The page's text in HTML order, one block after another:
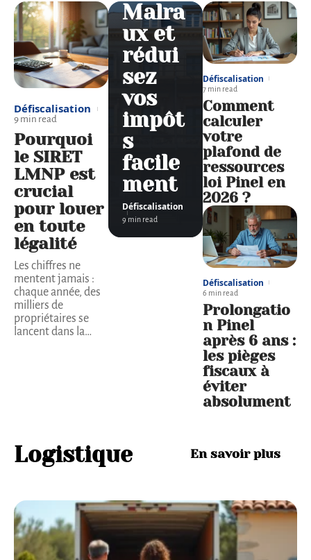
Défiscalisation
9 min read
Pourquoi
le SIRET
LMNP est
crucial
pour louer
en toute
légalité
Les chiffres ne
mentent jamais :
chaque année, des
milliers de
propriétaires se
lancent dans la…
Malra
ux et
rédui
sez
vos
impôt
s
facile
ment
Défiscalisation
9 min read
Défiscalisation
7 min read
Comment
calculer
votre
plafond de
ressources
loi Pinel en
2026 ?
Défiscalisation
6 min read
Prolongatio
n Pinel
après 6 ans :
les pièges
fiscaux à
éviter
absolument
Logistique En savoir plus